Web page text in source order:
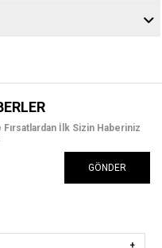
İlk Sizin Haberiniz
GÖNDER